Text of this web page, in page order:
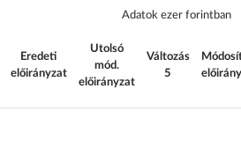
Adatok ezer forintban
Eredeti
előirányzat
Utolsó
mód.
előirányzat
Változás
5